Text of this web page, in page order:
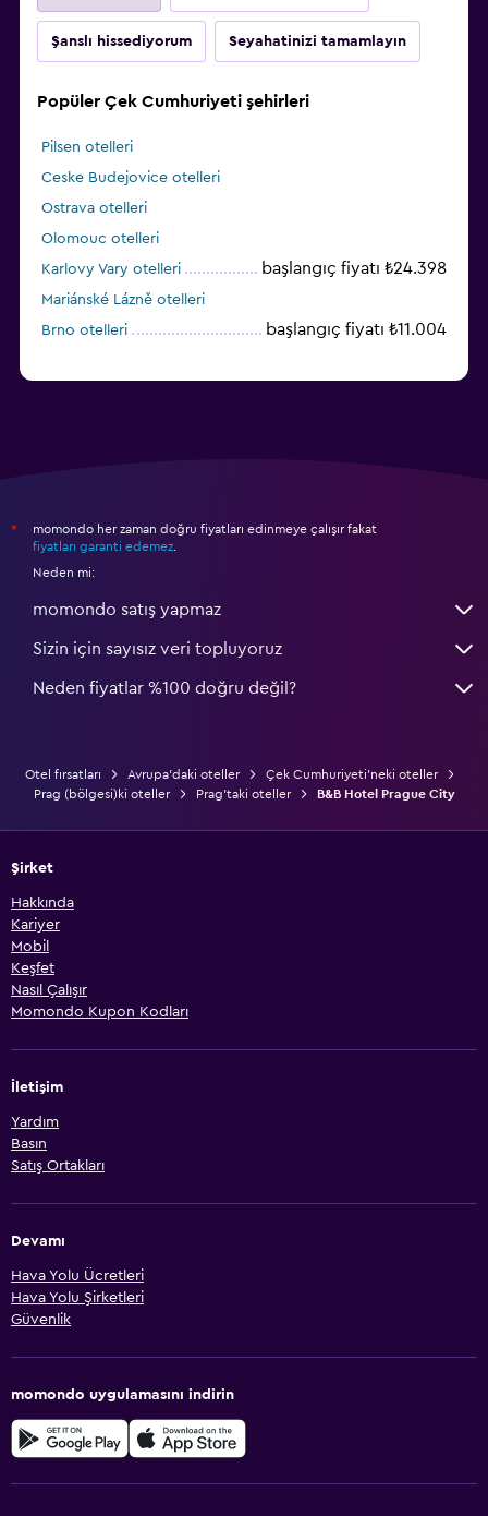
Şanslı hissediyorum Seyahatinizi tamamlayın
Popüler Çek Cumhuriyeti şehirleri
Pilsen otelleri
Ceske Budejovice otelleri
Ostrava otelleri
Olomouc otelleri
Karlovy Vary otelleri
başlangıç fiyatı ₺24.398
Mariánské Lázně otelleri
Brno otelleri
başlangıç fiyatı ₺11.004
*
momondo her zaman doğru fiyatları edinmeye çalışır fakat
fiyatları garanti edemez
Neden mi:
momondo satış yapmaz
Sizin için sayısız veri topluyoruz
Neden fiyatlar %100 doğru değil?
Otel fırsatları Avrupa'daki oteller
Çek Cumhuriyeti'neki oteller
Prag (bölgesi)ki oteller
Prag'taki oteller B&B Hotel Prague City
Şirket
Hakkında
Kariyer
Mobil
Keşfet
Nasıl Çalışır
Momondo Kupon Kodları
İletişim
Yardım
Basın
Satış Ortakları
Devamı
Hava Yolu Ücretleri
Hava Yolu Şirketleri
Güvenlik
momondo uygulamasını indirin